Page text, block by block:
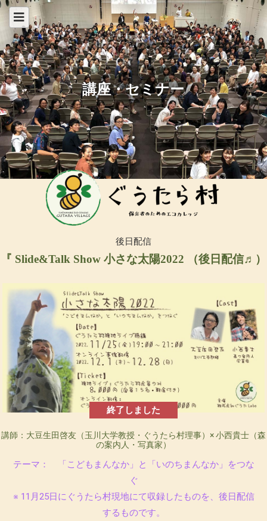
講座・セミナー
後日配信
『 Slide&Talk Show 小さな太陽2022 （後日配信♬）
終了しました
講師：大豆生田啓友（玉川大学教授・ぐうたら村理事）× 小西貴士（森
の案内人・写真家）
テーマ： 「こどもまんなか」と「いのちまんなか」をつな
ぐ
※ 11月25日にぐうたら村現地にて収録したものを、後日配信
するものです。